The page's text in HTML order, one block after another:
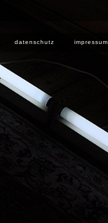
impressum
datenschutz